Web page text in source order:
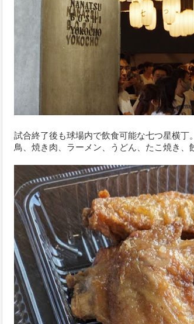
試合終了後も球場内で飲食可能な七つ星横
鳥、焼き肉、ラーメン、うどん、たこ焼き、